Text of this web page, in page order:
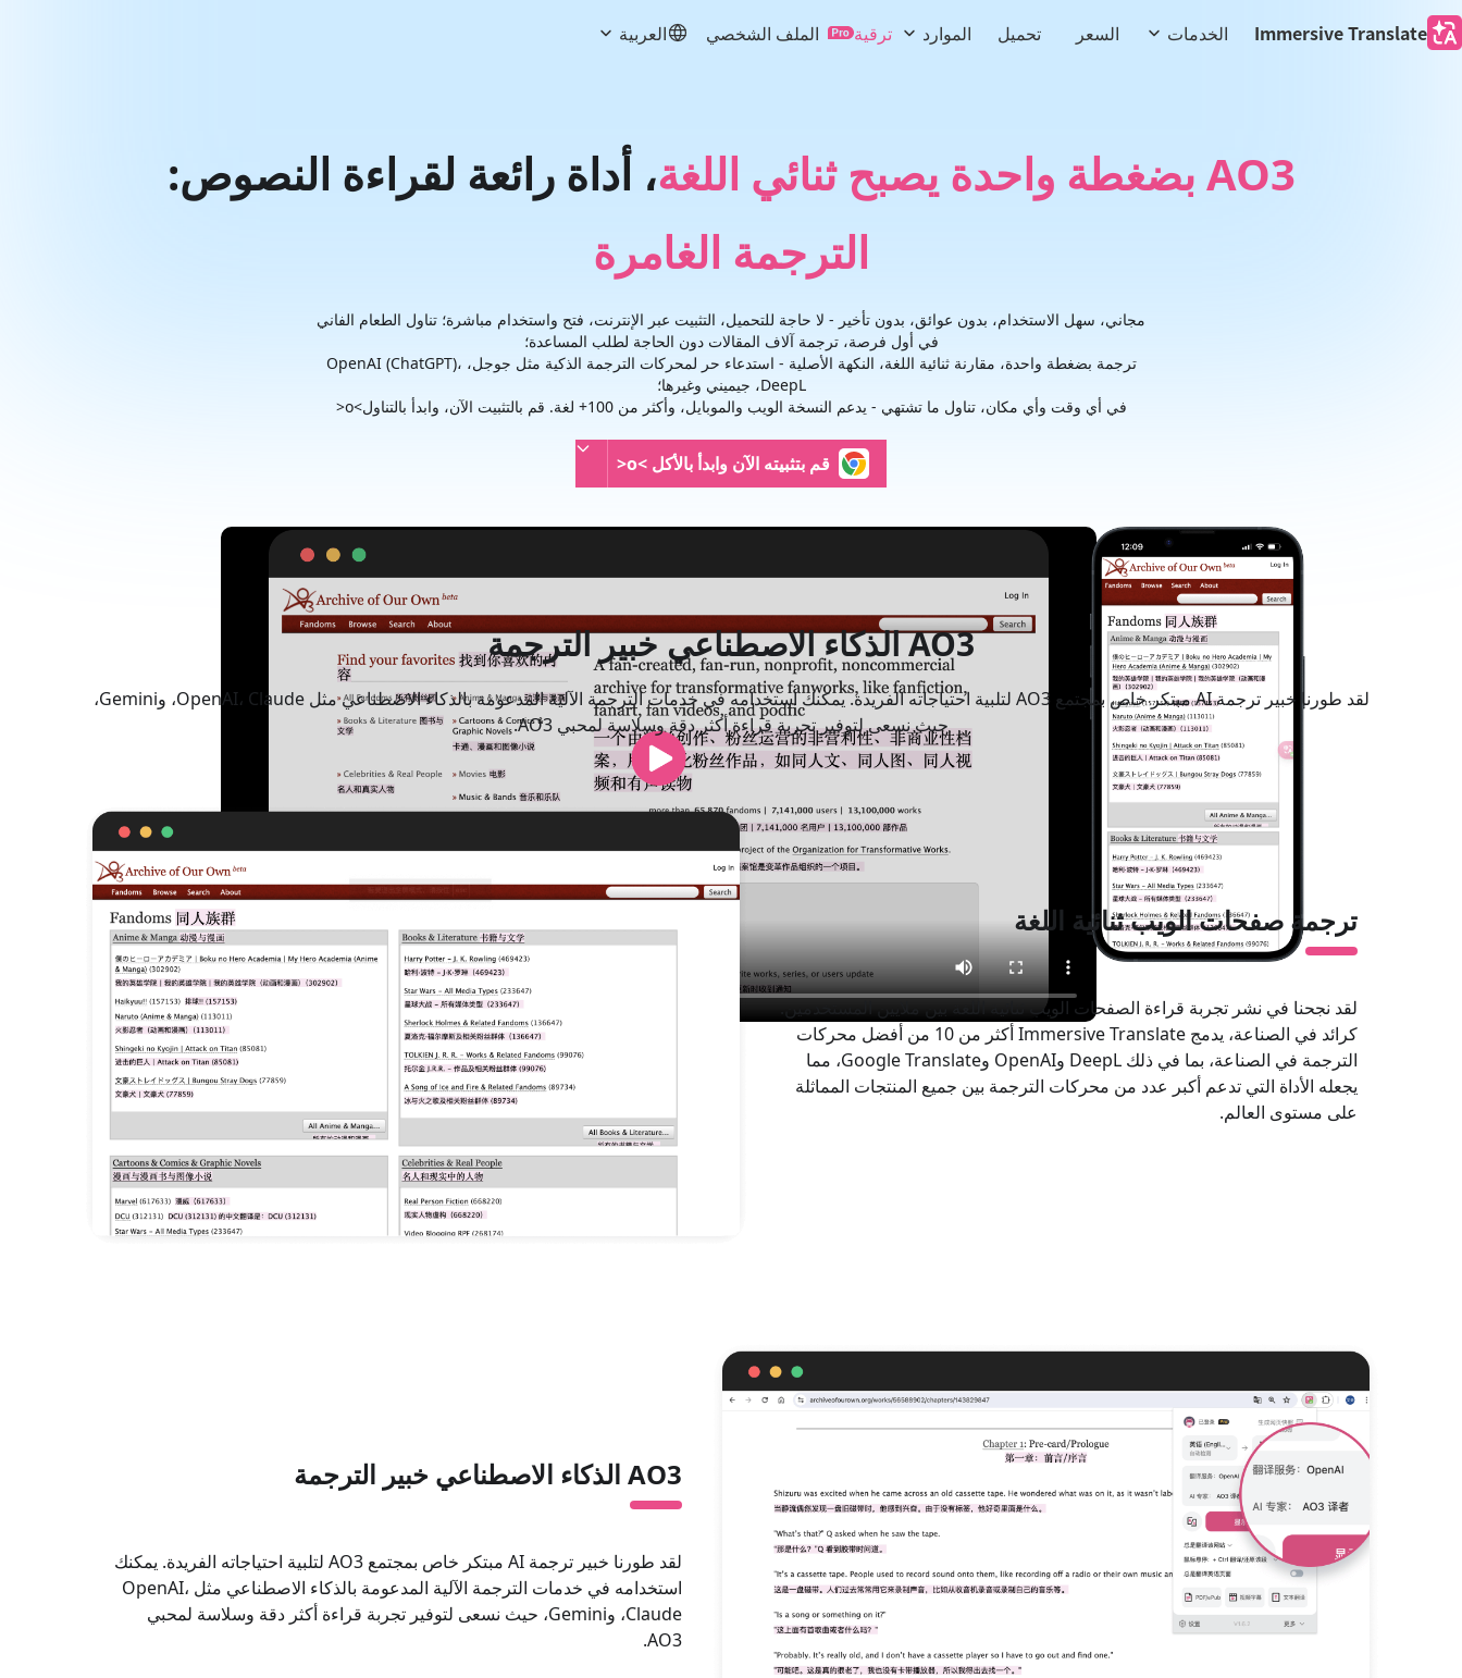
AO3 بضغطة واحدة يصبح ثنائي اللغة
، أداة رائعة لقراءة النصوص:
الترجمة الغامرة
مجاني، سهل الاستخدام، بدون عوائق، بدون تأخير - لا حاجة للتحميل، التثبيت عبر الإنترنت، فتح واستخدام مباشرة؛ تناول الطعام الفاني
في أول فرصة، ترجمة آلاف المقالات دون الحاجة لطلب المساعدة؛
ترجمة بضغطة واحدة، مقارنة ثنائية اللغة، النكهة الأصلية - استدعاء حر لمحركات الترجمة الذكية مثل جوجل، OpenAI (ChatGPT)،
DeepL، جيميني وغيرها؛
في أي وقت وأي مكان، تناول ما تشتهي - يدعم النسخة الويب والموبايل، وأكثر من 100+ لغة. قم بالتثبيت الآن، وابدأ بالتناول>o<
قم بتثبيته الآن وابدأ بالأكل >o<
AO3 الذكاء الاصطناعي خبير الترجمة
لقد طورنا خبير ترجمة AI مبتكر خاص بمجتمع AO3 لتلبية احتياجاته الفريدة. يمكنك استخدامه في خدمات الترجمة الآلية المدعومة بالذكاء الاصطناعي مثل OpenAI، Claude، وGemini،
حيث نسعى لتوفير تجربة قراءة أكثر دقة وسلاسة لمحبي AO3.
ترجمة صفحات الويب ثنائية اللغة
لقد نجحنا في نشر تجربة قراءة الصفحات الويب ثنائية اللغة بين ملايين المستخدمين.
كرائد في الصناعة، يدمج Immersive Translate أكثر من 10 من أفضل محركات
الترجمة في الصناعة، بما في ذلك DeepL وOpenAI وGoogle Translate، مما
يجعله الأداة التي تدعم أكبر عدد من محركات الترجمة بين جميع المنتجات المماثلة
على مستوى العالم.
AO3 الذكاء الاصطناعي خبير الترجمة
لقد طورنا خبير ترجمة AI مبتكر خاص بمجتمع AO3 لتلبية احتياجاته الفريدة. يمكنك
استخدامه في خدمات الترجمة الآلية المدعومة بالذكاء الاصطناعي مثل OpenAI،
Claude، وGemini، حيث نسعى لتوفير تجربة قراءة أكثر دقة وسلاسة لمحبي
AO3.
Immersive Translate الخدمات السعر تحميل الموارد ترقية الملف الشخصي العربية